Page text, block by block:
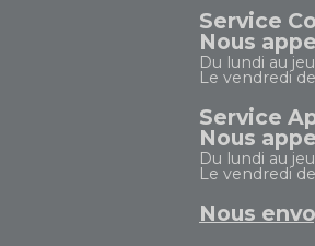
Service
Nous
Du lundi au
Le vendredi
Service
Nous
Du lundi au
Le vendredi
Nous